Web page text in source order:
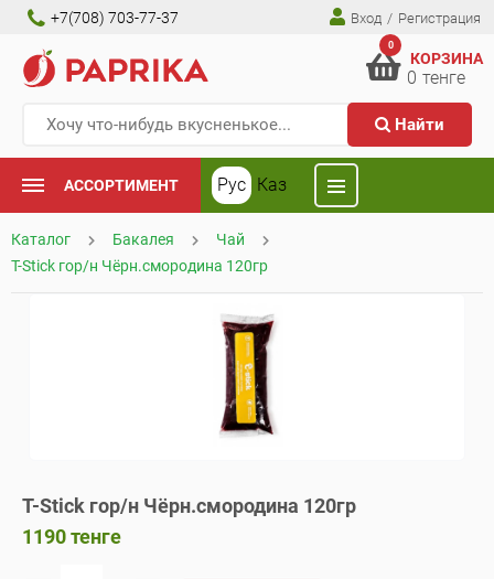
+7(708) 703-77-37 Вход / Регистрация
Найти
0
КОРЗИНА
0 тенге
АССОРТИМЕНТ Рус Каз
Каталог Бакалея
Чай
T-Stick гор/н Чёрн.смородина 120гр
T-Stick гор/н Чёрн.смородина 120гр
1190тенге